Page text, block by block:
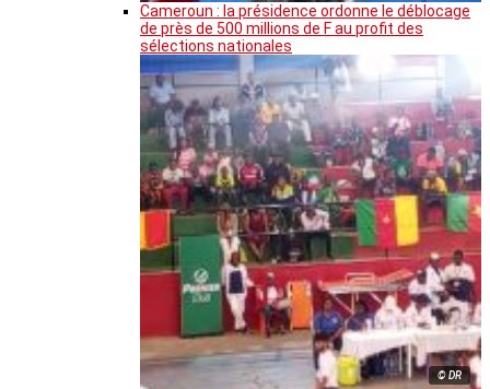
Cameroun : la présidence ordonne le déblocage
de près de 500 millions de F au profit des
sélections nationales
© DR